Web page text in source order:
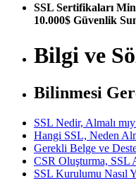
SSL Sertifikaları
10.000$ Güvenlik
Bilgi ve
Bilinmesi
SSL Nedir, Almalı
Hangi SSL, Neden
Gerekli Belge ve
CSR Oluşturma, SSL
SSL Kurulumu Nasıl